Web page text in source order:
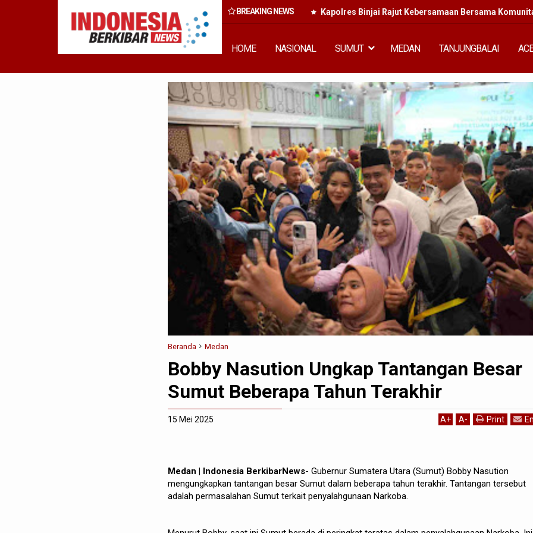
BREAKING NEWS
Rumput Laut Nias Utara dari Hulu ke Hilir Kapolres Binjai Rajut Kebersamaan Bersama
HOME NASIONAL SUMUT MEDAN TANJUNGBALAI
Beranda Medan
Bobby Nasution Ungkap Tantangan Besar
Sumut Beberapa Tahun Terakhir
15 Mei 2025 A+ A- Print
Medan | Indonesia BerkibarNews- Gubernur Sumatera Utara (Sumut) Bobby Nasution
mengungkapkan tantangan besar Sumut dalam beberapa tahun terakhir. Tantangan tersebut
adalah permasalahan Sumut terkait penyalahgunaan Narkoba.